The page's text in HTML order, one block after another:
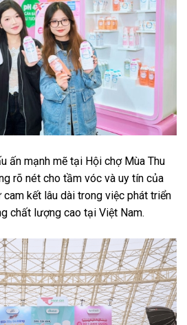
ấn mạnh mẽ tại Hội chợ Mùa Thu
rõ nét cho tầm vóc và uy tín của
cam kết lâu dài trong việc phát triển
chất lượng cao tại Việt Nam.